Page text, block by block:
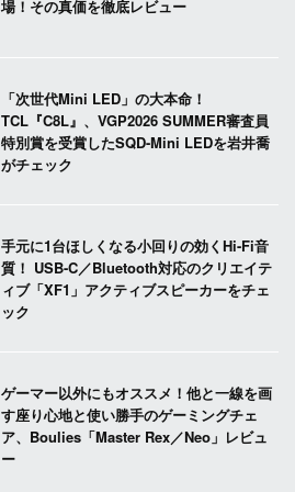
場！その真価を徹底レビュー
「次世代Mini LED」の大本命！
TCL『C8L』、VGP2026 SUMMER審査員
特別賞を受賞したSQD-Mini LEDを岩井喬
がチェック
手元に1台ほしくなる小回りの効くHi-Fi音
質！ USB-C／Bluetooth対応のクリエイテ
ィブ「XF1」アクティブスピーカーをチェ
ック
ゲーマー以外にもオススメ！他と一線を画
す座り心地と使い勝手のゲーミングチェ
ア、Boulies「Master Rex／Neo」レビュ
ー